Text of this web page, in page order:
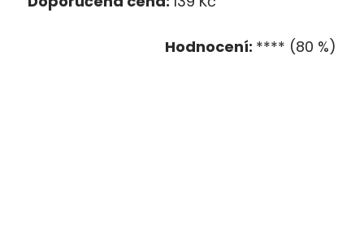
Hodnocení: **** (80 %)